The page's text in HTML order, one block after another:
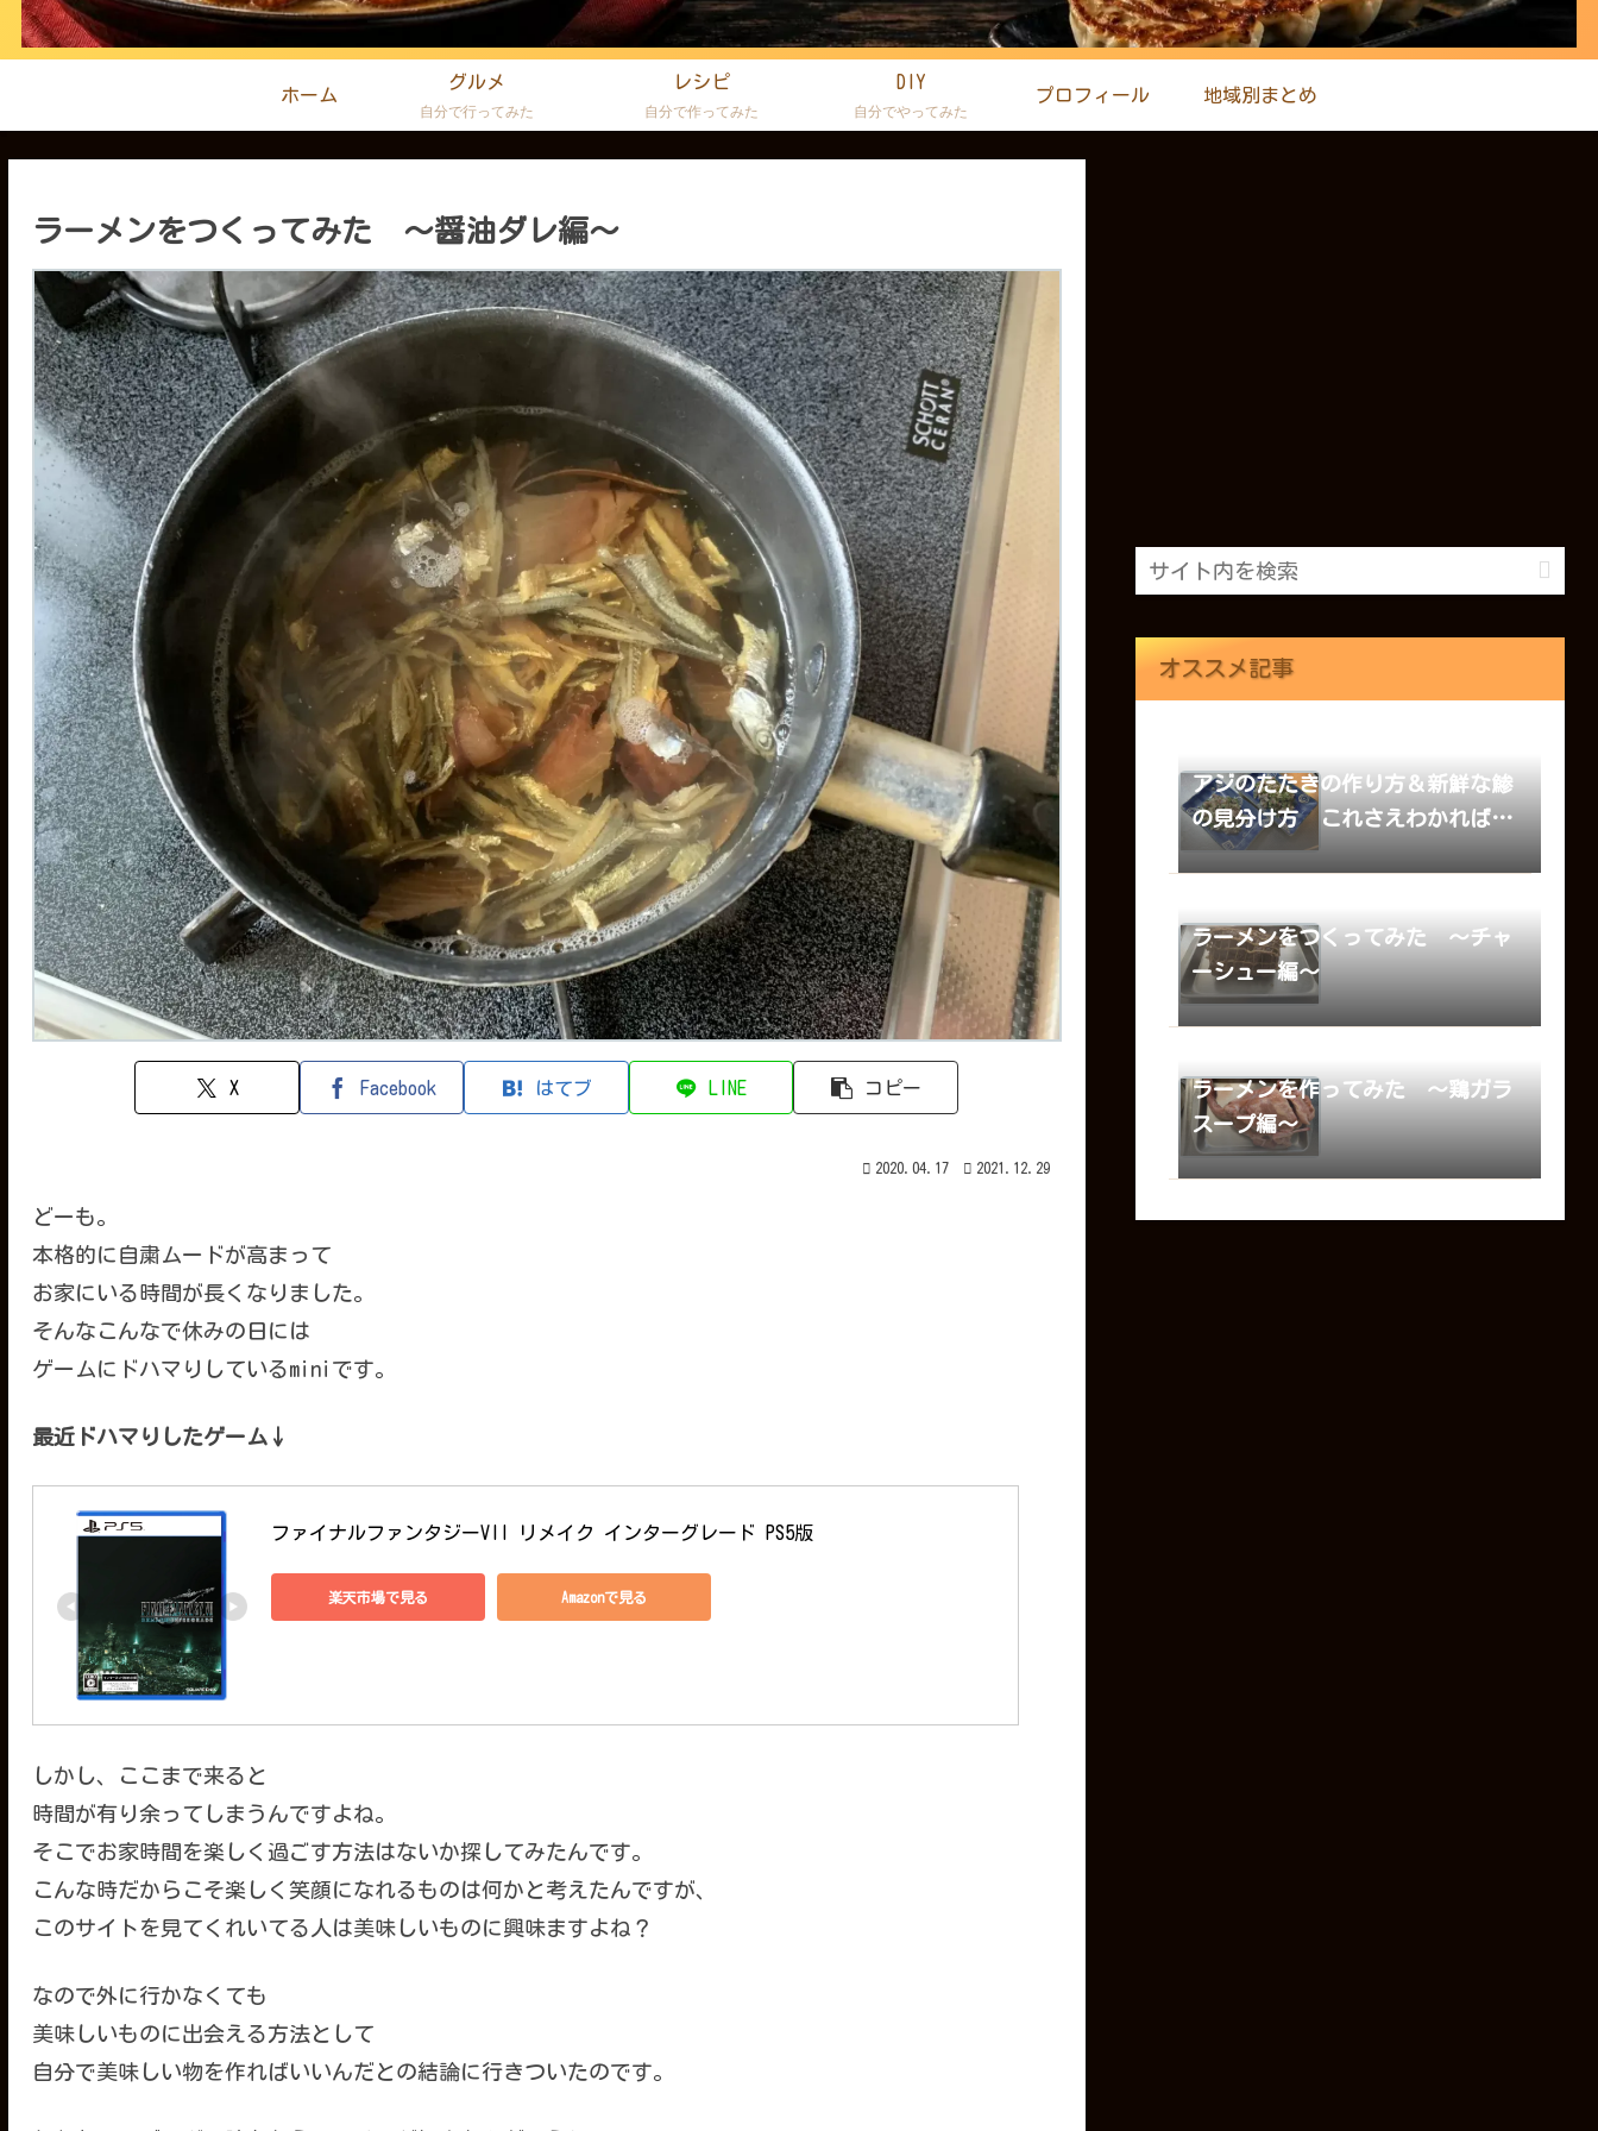
ホーム
グルメ
自分で行ってみた
レシピ
自分で作ってみた
DIY
自分でやってみた
プロフィール 地域別まとめ
ラーメンをつくってみた ～醤油ダレ編～
X Facebook はてブ LINE コピー
2020.04.17 2021.12.29
どーも。
本格的に自粛ムードが高まって
お家にいる時間が長くなりました。
そんなこんなで休みの日には
ゲームにドハマりしているminiです。
最近ドハマりしたゲーム↓
ファイナルファンタジーVII リメイク インターグレード PS5版
楽天市場で見る Amazonで見る
しかし、ここまで来ると
時間が有り余ってしまうんですよね。
そこでお家時間を楽しく過ごす方法はないか探してみたんです。
こんな時だからこそ楽しく笑顔になれるものは何かと考えたんですが、
このサイトを見てくれいてる人は美味しいものに興味ますよね？
なので外に行かなくても
美味しいものに出会える方法として
自分で美味しい物を作ればいいんだとの結論に行きついたのです。
オススメ記事
アジのたたきの作り方＆新鮮な鯵
の見分け方 これさえわかれば
OK！
ラーメンをつくってみた ～チャ
ーシュー編～
ラーメンを作ってみた 〜鶏ガラ
スープ編〜